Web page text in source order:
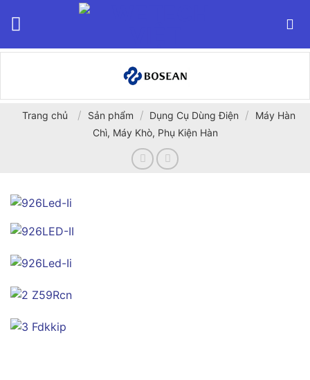
Trang chủ / Sản phẩm / Dụng Cụ Dùng Điện /
Máy Hàn
Chì, Máy Khò, Phụ Kiện Hàn